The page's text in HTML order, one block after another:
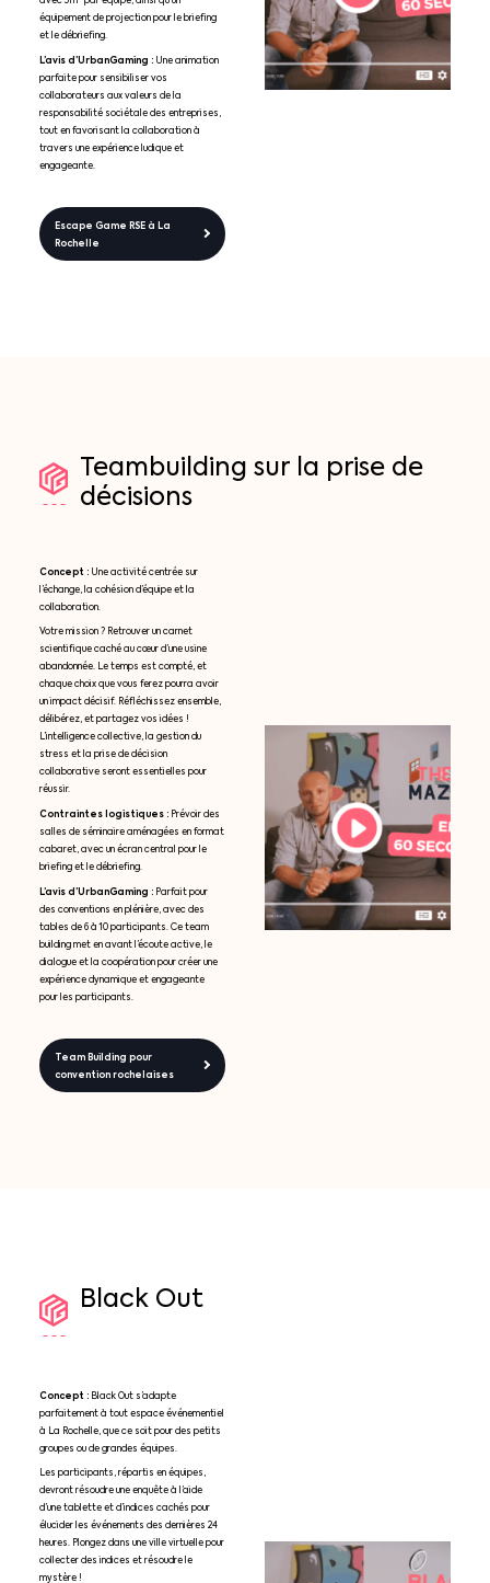
équipement de projection pour le briefing
et le débriefing.
L’avis d’UrbanGaming :Une animation
parfaite pour sensibiliser vos
collaborateurs aux valeurs de la
responsabilité sociétale des entreprises,
tout en favorisant la collaboration à
travers une expérience ludique et
engageante.
Escape Game RSE à La
Rochelle
Teambuilding sur la prise de
décisions
Concept :Une activité centrée sur
l’échange, la cohésion d’équipe et la
collaboration.
Votre mission ? Retrouver un carnet
scientifique caché au cœur d’une usine
abandonnée. Le temps est compté, et
chaque choix que vous ferez pourra avoir
un impact décisif. Réfléchissez ensemble,
délibérez, et partagez vos idées !
L’intelligence collective, la gestion du
stress et la prise de décision
collaborative seront essentielles pour
réussir.
Contraintes logistiques :Prévoir des
salles de séminaire aménagées en format
cabaret, avec un écran central pour le
briefing et le débriefing.
L’avis d’UrbanGaming :Parfait pour
des conventions en plénière, avec des
tables de 6 à 10 participants. Ce team
building met en avant l’écoute active, le
dialogue et la coopération pour créer une
expérience dynamique et engageante
pour les participants.
Team Building pour
convention rochelaises
Black Out
Concept :Black Out s’adapte
parfaitement à tout espace événementiel
à La Rochelle, que ce soit pour des petits
groupes ou de grandes équipes.
Les participants, répartis en équipes,
devront résoudre une enquête à l’aide
d’une tablette et d’indices cachés pour
élucider les événements des dernières 24
heures. Plongez dans une ville virtuelle pour
collecter des indices et résoudre le
mystère !